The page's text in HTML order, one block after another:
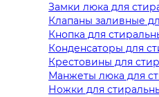
Замки люка для
Клапаны заливные
Кнопка для
Конденсаторы для
Крестовины для
Манжеты люка для
Ножки для